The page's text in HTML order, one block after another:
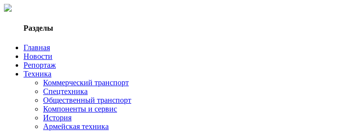
Разделы
Главная
Новости
Репортаж
Техника
Коммерческий транспорт
Спецтехника
Общественный транспорт
Компоненты и сервис
История
Армейская техника